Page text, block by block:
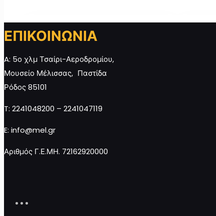
Ελαιόλαδο RHODION μεταλλικό
500cc ποσότητα
ΕΠΙΚΟΙΝΩΝΙΑ
A: 5ο χλμ Τσαίρι-Αεροδρομίου,
Μουσείο Μέλισσας, Παστίδα
Ρόδος 85101
T: 2241048200 – 2241047119
E: info@mel.gr
Αριθμός Γ.Ε.ΜΗ. 72162920000